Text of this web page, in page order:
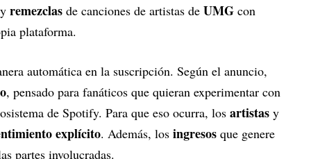
remezclas de canciones de artistas de UMG con
plataforma.
automática en la suscripción. Según el anuncio,
, pensado para fanáticos que quieran experimentar con
de Spotify. Para que eso ocurra, los artistas y
explícito. Además, los ingresos que genere
partes involucradas.